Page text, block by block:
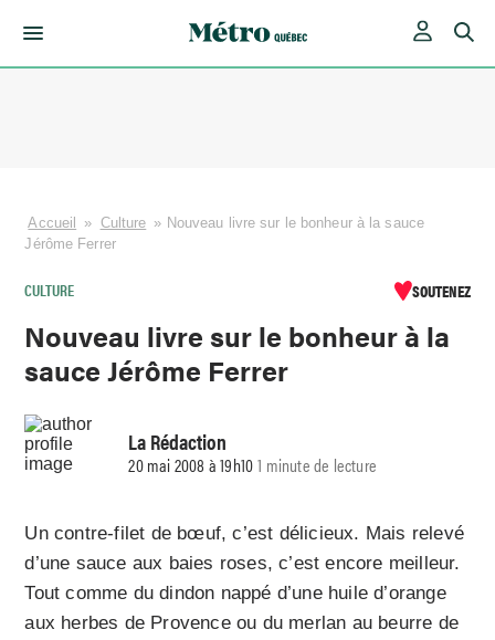
Accueil » Culture » Nouveau livre sur le bonheur à la sauce
Jérôme Ferrer
CULTURE SOUTENEZ
Nouveau livre sur le bonheur à la
sauce Jérôme Ferrer
La Rédaction
20 mai 2008 à 19h101 minute de lecture
Un contre-filet de bœuf, c’est délicieux. Mais relevé
d’une sauce aux baies roses, c’est encore meilleur.
Tout comme du dindon nappé d’une huile d’orange
aux herbes de Provence ou du merlan au beurre de